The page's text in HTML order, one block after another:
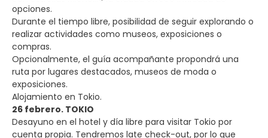
opciones.
Durante el tiempo libre, posibilidad de seguir explorando o
realizar actividades como museos, exposiciones o
compras.
Opcionalmente, el guía acompañante propondrá una
ruta por lugares destacados, museos de moda o
exposiciones.
Alojamiento en Tokio.
26 febrero. TOKIO
Desayuno en el hotel y día libre para visitar Tokio por
cuenta propia. Tendremos late check-out, por lo que